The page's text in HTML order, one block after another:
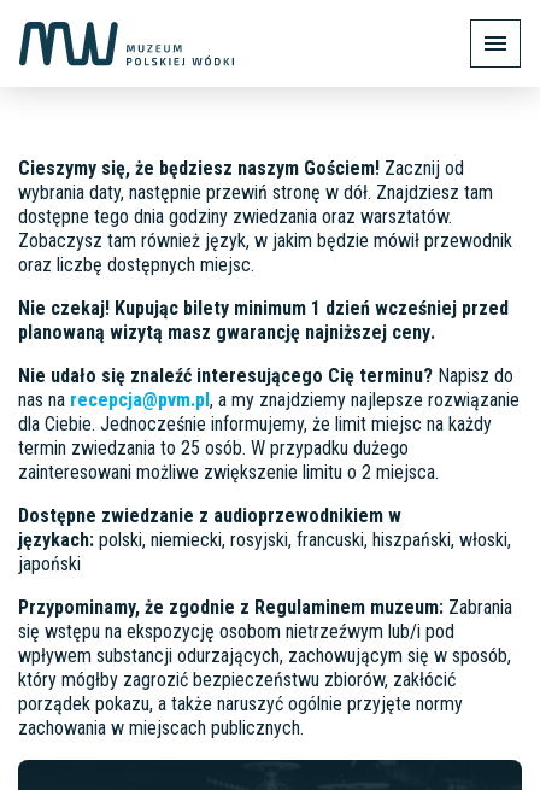
Cieszymy się, że będziesz naszym Gościem! Zacznij od
wybrania daty, następnie przewiń stronę w dół. Znajdziesz tam
dostępne tego dnia godziny zwiedzania oraz warsztatów.
Zobaczysz tam również język, w jakim będzie mówił przewodnik
oraz liczbę dostępnych miejsc.
Nie czekaj! Kupując bilety minimum 1 dzień wcześniej przed
planowaną wizytą masz gwarancję najniższej ceny.
Nie udało się znaleźć interesującego Cię terminu? Napisz do
nas na recepcja@pvm.pl, a my znajdziemy najlepsze rozwiązanie
dla Ciebie. Jednocześnie informujemy, że limit miejsc na każdy
termin zwiedzania to 25 osób. W przypadku dużego
zainteresowani możliwe zwiększenie limitu o 2 miejsca.
Dostępne zwiedzanie z audioprzewodnikiem w
językach: polski, niemiecki, rosyjski, francuski, hiszpański, włoski,
japoński
Przypominamy, że zgodnie z Regulaminem muzeum: Zabrania
się wstępu na ekspozycję osobom nietrzeźwym lub/i pod
wpływem substancji odurzających, zachowującym się w sposób,
który mógłby zagrozić bezpieczeństwu zbiorów, zakłócić
porządek pokazu, a także naruszyć ogólnie przyjęte normy
zachowania w miejscach publicznych.